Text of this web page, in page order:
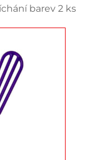
barev 2 ks